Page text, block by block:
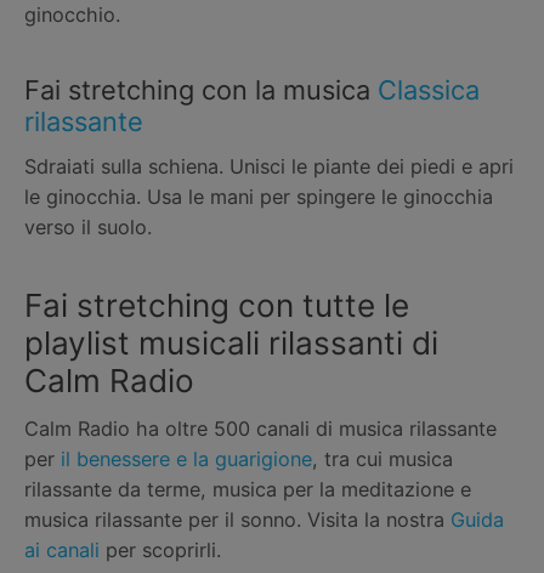
ginocchio.
Fai stretching con la musica Classica
rilassante
Sdraiati sulla schiena. Unisci le piante dei piedi e apri
le ginocchia. Usa le mani per spingere le ginocchia
verso il suolo.
Fai stretching con tutte le
playlist musicali rilassanti di
Calm Radio
Calm Radio ha oltre 500 canali di musica rilassante
per il benessere e la guarigione, tra cui musica
rilassante da terme, musica per la meditazione e
musica rilassante per il sonno. Visita la nostra Guida
ai canali per scoprirli.